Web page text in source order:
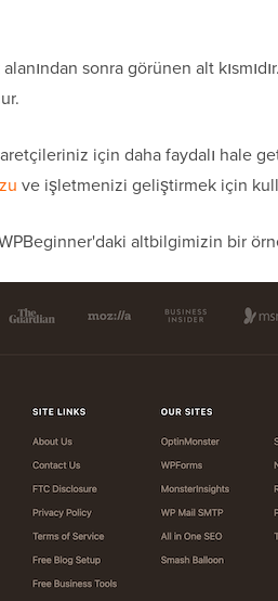
sonra görünen alt
için daha faydalı hale
ve işletmenizi geliştirmek için
altbilgimizin bir